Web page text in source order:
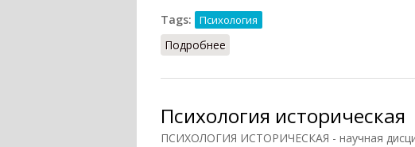
Tags:
Психология
Подробнее
Психология историческая
ПСИХОЛОГИЯ ИСТОРИЧЕСКАЯ - научная